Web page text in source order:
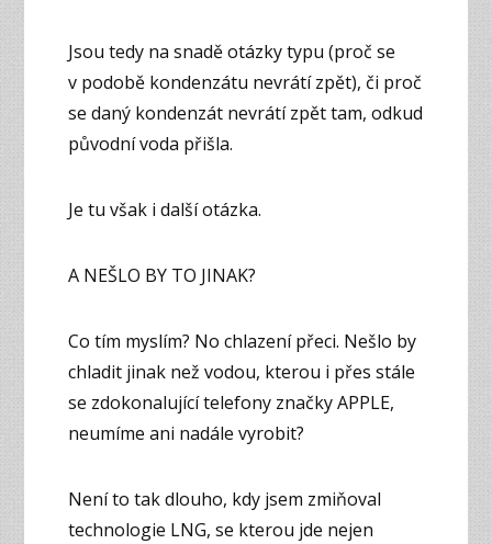
Jsou tedy na snadě otázky typu (proč se
v podobě kondenzátu nevrátí zpět), či proč
se daný kondenzát nevrátí zpět tam, odkud
původní voda přišla.
Je tu však i další otázka.
A NEŠLO BY TO JINAK?
Co tím myslím? No chlazení přeci. Nešlo by
chladit jinak než vodou, kterou i přes stále
se zdokonalující telefony značky APPLE,
neumíme ani nadále vyrobit?
Není to tak dlouho, kdy jsem zmiňoval
technologie LNG, se kterou jde nejen